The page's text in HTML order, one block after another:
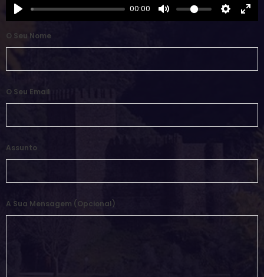
00:00
O Seu Nome
O Seu Email
Assunto
A Sua Mensagem (opcional)